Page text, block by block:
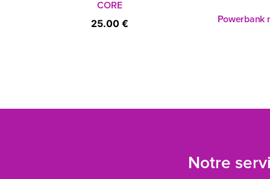
CORE
25.00 € Powerbank
Notre